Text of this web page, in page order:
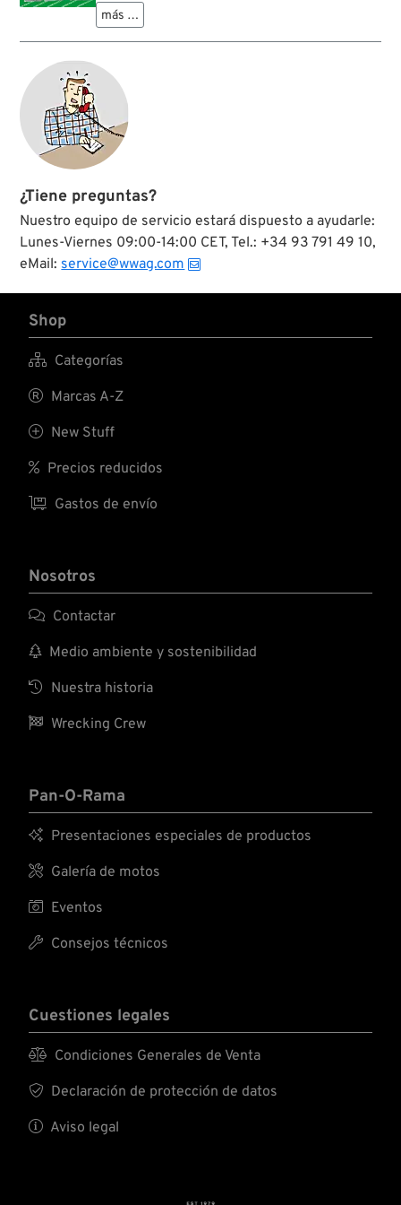
solamente los tornillos para la tapa del primario y
la tapa de encendido. Nuestros kits son completos
y contienen también los tornillos con tipos de
Cad kit contiene tornillos para la tapa del primario,
la tapa del árbol de levas, el generador de
corriente (o a partir del 85 filtro de aceite), para el
Sprocketcover, la caja de balancines, el Point
Cover y la guía de las levantaválvulas, como
también tornillos para el soporte superior del
más …
¿Tiene preguntas?
Nuestro equipo de servicio estará dispuesto a ayudarle:
Lunes-Viernes 09:00-14:00 CET, Tel.: +34 93 791 49 10,
eMail:service@wwag.com
Shop
 Categorías
 Marcas A-Z
 New Stuff
 Precios reducidos
 Gastos de envío
Nosotros
 Contactar
 Medio ambiente y sostenibilidad
 Nuestra historia
 Wrecking Crew
Pan-O-Rama
 Presentaciones especiales de productos
 Galería de motos
 Eventos
 Consejos técnicos
Cuestiones legales
 Condiciones Generales de Venta
 Declaración de protección de datos
 Aviso legal